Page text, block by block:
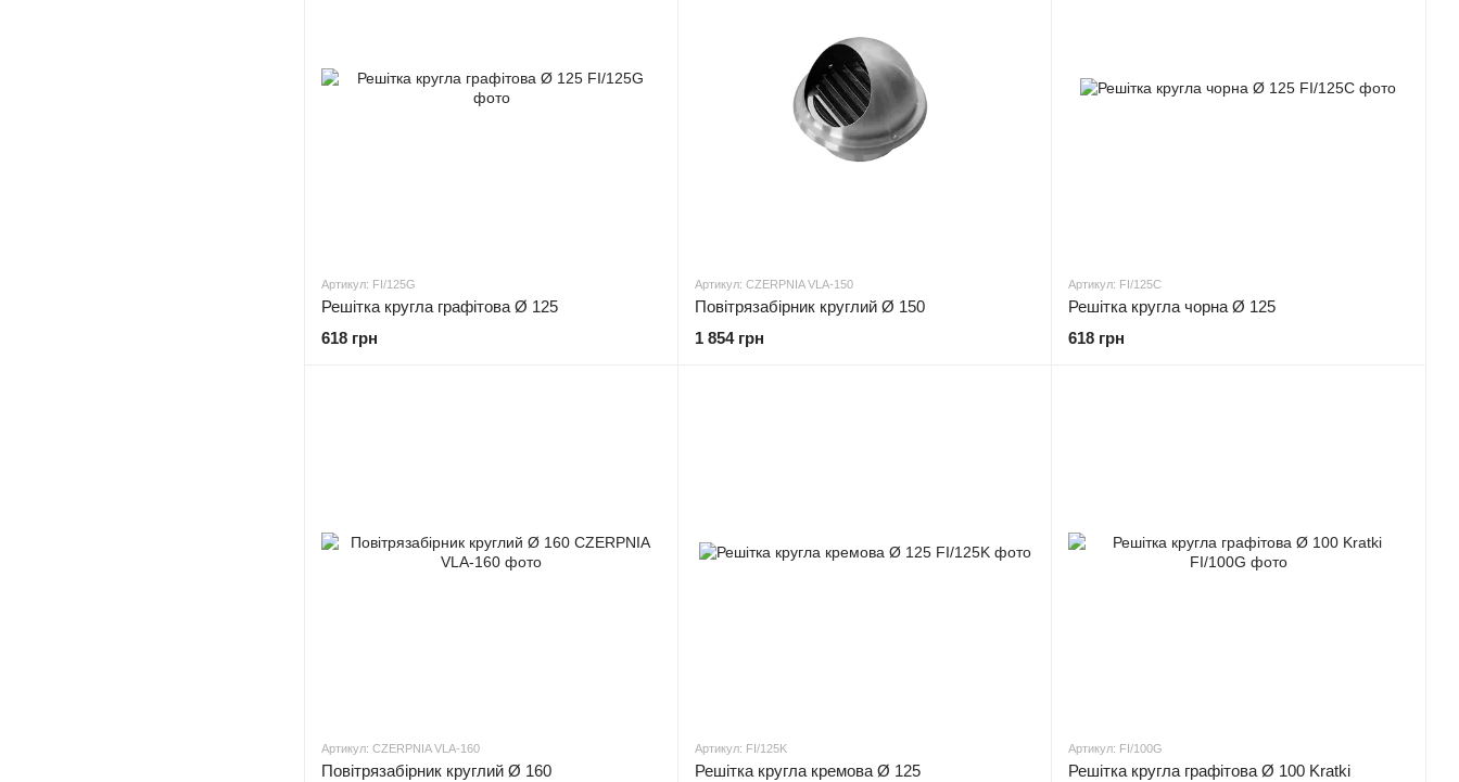
Артикул: FI/125G
Решітка кругла графітова Ø 125
618 грн
Артикул: CZERPNIA VLA-150
Повітрязабірник круглий Ø 150
1 854 грн
Артикул: FI/125C
Решітка кругла чорна Ø 125
618 грн
Артикул: CZERPNIA VLA-160
Повітрязабірник круглий Ø 160
Артикул: FI/125K
Решітка кругла кремова Ø 125
Артикул: FI/100G
Решітка кругла графітова Ø 100 Kratki